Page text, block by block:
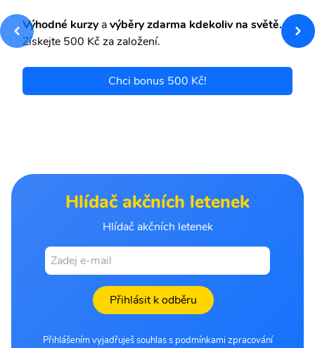
Výhodné kurzyavýběry zdarma kdekoliv na světě.
Získejte 500 Kč za založení.
Chci bonus 500 Kč!
Hlídač akčních letenek
Hlídač akčních letenek
Přihlásit k odběru
Přihlášením vyjadřuješ souhlas s podmínkami zpracování